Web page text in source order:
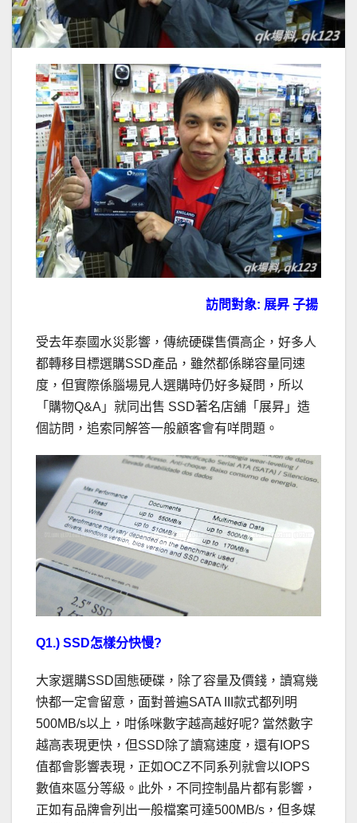
訪問對象: 展昇 子揚
受去年泰國水災影響，傳統硬碟售價高企，好多人
都轉移目標選購SSD產品，雖然都係睇容量同速
度，但實際係腦場見人選購時仍好多疑問，所以
「購物Q&A」就同出售 SSD著名店舖「展昇」造
個訪問，追索同解答一般顧客會有咩問題。
Q1.) SSD怎樣分快慢?
大家選購SSD固態硬碟，除了容量及價錢，讀寫幾
快都一定會留意，面對普遍SATA III款式都列明
500MB/s以上，咁係咪數字越高越好呢? 當然數字
越高表現更快，但SSD除了讀寫速度，還有IOPS
值都會影響表現，正如OCZ不同系列就會以IOPS
數值來區分等級。此外，不同控制晶片都有影響，
正如有品牌會列出一般檔案可達500MB/s，但多媒